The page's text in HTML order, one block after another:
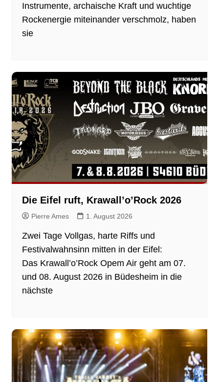
Instrumente, archaische Kraft und wuchtige
Rockenergie miteinander verschmolz, haben
sie
Die Eifel ruft, Krawall’o’Rock 2026
Pierre Ames 1. August 2026
Zwei Tage Vollgas, harte Riffs und
Festivalwahnsinn mitten in der Eifel:
Das Krawall’o’Rock Opem Air geht am 07.
und 08. August 2026 in Büdesheim in die
nächste